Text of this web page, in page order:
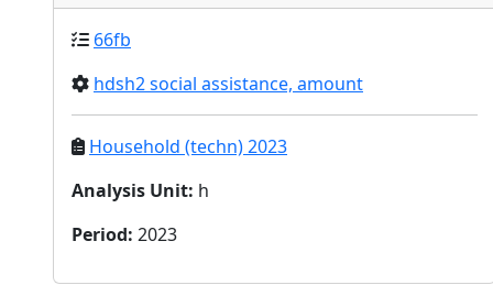
66fb
hdsh2 social assistance, amount
Household (techn) 2023
Analysis Unit: h
Period: 2023